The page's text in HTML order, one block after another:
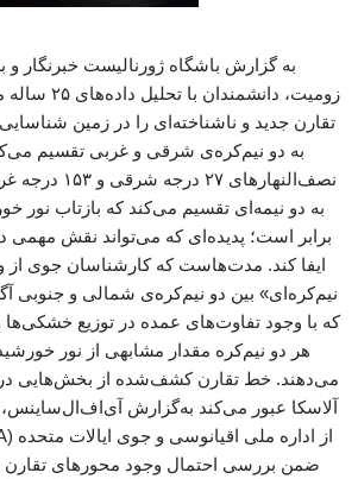
به گزارش باشگاه ژورنالیست خبرنگار
زومیت،
تقارن جدید و ناشناخته‌ای را در زمین
به دو نیم‌کره‌ی شرقی و غربی تقسیم
نصف‌النهارهای
به دو نیمه‌ای تقسیم می‌کند که بازتاب نور
برابر است؛ پدیده‌ای که می‌تواند نقش مهمی
ایفا کند. مدت‌هاست که کارشناسان جوی از
نیم‌کره‌ای» بین دو نیم‌کره‌ی شمالی و جنوبی
که با وجود تفاوت‌های عمده در توزیع خشکی‌ها
هر دو نیم‌کره مقدار مشابهی از نور
می‌دهند. خط تقارن کشف‌شده از بخش‌هایی در
آلاسکا عبور می‌کند به‌گزارش آی‌اف‌ال‌ساینس،
ضمن بررسی احتمال وجود محورهای تقارن